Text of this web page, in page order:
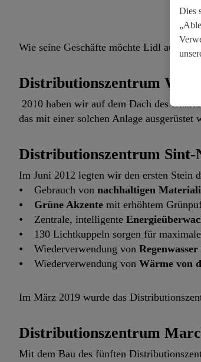
Wie seine Geschäfte möchte Lidl auch
Distributionszentrum
2010 haben wir auf dem Dach des
das mit einer solchen Anlage
Distributionszentrum Sint-
Im Juni 2012 legten wir den ersten
⦁ Gebrauch von nachhaltigen
⦁ Grüne Akzente mit erhöhtem
⦁ Zentrale, intelligente
⦁ 130 Lichtkuppeln sorgen für
⦁ Wiederverwendung von
⦁ Wiederverwendung von Wärme von
Im März 2019 wurde das
Distributionszentrum
Mit dem Bau des fünften
Dies